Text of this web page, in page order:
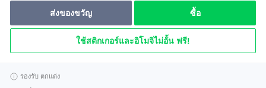
ส่งของขวัญ ซื้อ
ใช้สติกเกอร์และอิโมจิไม่อั้น ฟรี!
รองรับ ตกแต่ง